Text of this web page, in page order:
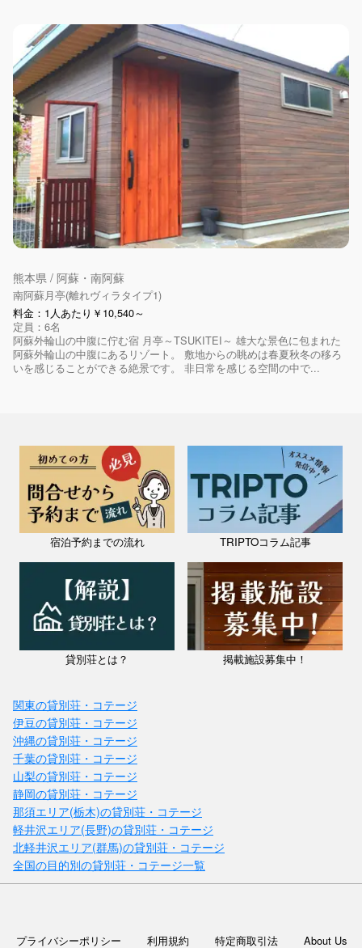
熊本県 / 阿蘇・南阿蘇
南阿蘇月亭(離れヴィラタイプ1)
料金：1人あたり￥10,540～
定員：6名
阿蘇外輪山の中腹に佇む宿 月亭～TSUKITEI～ 雄大な景色に包まれた
阿蘇外輪山の中腹にあるリゾート。 敷地からの眺めは春夏秋冬の移ろ
いを感じることができる絶景です。 非日常を感じる空間の中で...
宿泊予約までの流れ TRIPTOコラム記事
貸別荘とは？ 掲載施設募集中！
関東の貸別荘・コテージ
伊豆の貸別荘・コテージ
沖縄の貸別荘・コテージ
千葉の貸別荘・コテージ
山梨の貸別荘・コテージ
静岡の貸別荘・コテージ
那須エリア(栃木)の貸別荘・コテージ
軽井沢エリア(長野)の貸別荘・コテージ
北軽井沢エリア(群馬)の貸別荘・コテージ
全国の目的別の貸別荘・コテージ一覧
プライバシーポリシー 利用規約 特定商取引法 About Us